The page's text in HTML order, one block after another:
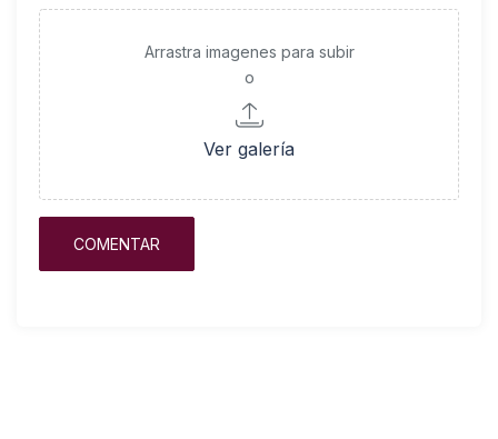
Arrastra imagenes para subir
o
Ver galería